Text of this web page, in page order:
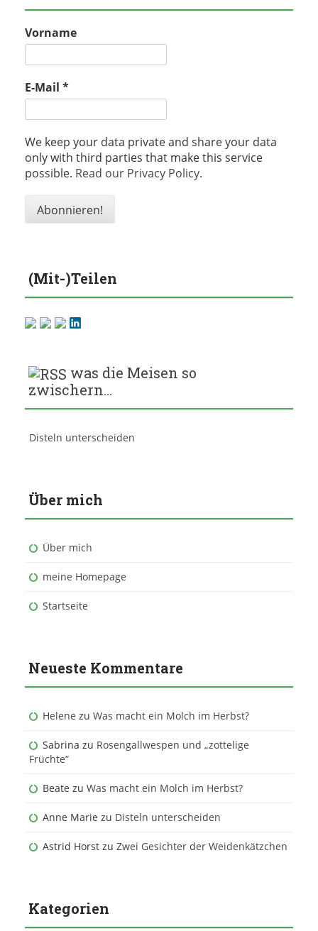
Vorname
E-Mail *
We keep your data private and share your data
only with third parties that make this service
possible. Read our Privacy Policy.
(Mit-)Teilen
was die Meisen so
zwischern…
Disteln unterscheiden
Über mich
Über mich
meine Homepage
Startseite
Neueste Kommentare
Helene zu Was macht ein Molch im Herbst?
Sabrina zu Rosengallwespen und „zottelige
Früchte“
Beate zu Was macht ein Molch im Herbst?
Anne Marie zu Disteln unterscheiden
Astrid Horst zu Zwei Gesichter der Weidenkätzchen
Kategorien